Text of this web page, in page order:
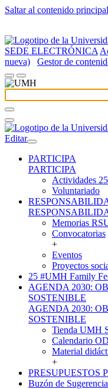
Saltar al contenido principal
SEDE ELECTRÓNICA
nueva)
Gestor de
Editar
PARTICIPA
PARTICIPA
Actividades
Voluntariado
Memorias
Convocatorias
+
Eventos
Proyectos
25 #UMH Family
AGENDA 2030:
SOSTENIBLE
AGENDA 2030:
SOSTENIBLE
Tienda UMH
Calendario
Material
+
PRESUPUESTOS
Buzón de